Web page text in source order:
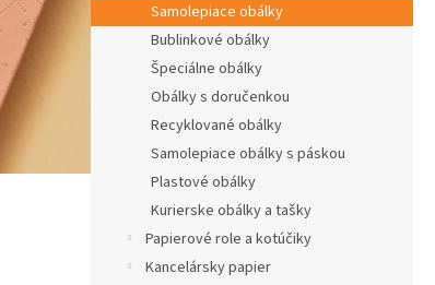
Samolepiace obálky
Bublinkové obálky
Špeciálne obálky
Obálky s doručenkou
Recyklované obálky
Samolepiace obálky s páskou
Plastové obálky
Kurierske obálky a tašky
Papierové role a kotúčiky
Kancelársky papier